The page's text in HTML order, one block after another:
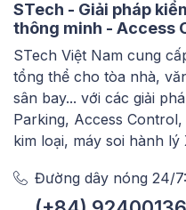
STech - Giải pháp
thông minh - Access
STech Việt Nam cung
tổng thể cho tòa nhà,
sân bay... với các giải
Parking, Access
kim loại, máy soi hành lý
Đường dây nóng 24/7: